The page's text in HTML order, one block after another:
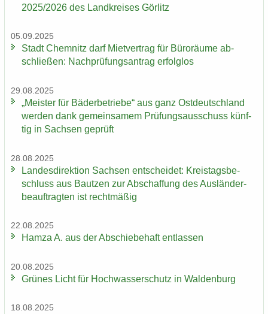
2025/2026 des Land­krei­ses Gör­litz
05.09.2025
Stadt Chem­nitz darf Miet­ver­trag für Bü­ro­räu­me ab­
schlie­ßen: Nach­prü­fungs­an­trag er­folg­los
29.08.2025
„Meis­ter für Bä­der­be­trie­be“ aus ganz Ost­deutsch­land
wer­den dank ge­mein­sa­mem Prü­fungs­aus­schuss künf­
tig in Sach­sen ge­prüft
28.08.2025
Lan­des­di­rek­ti­on Sach­sen ent­schei­det: Kreis­tags­be­
schluss aus Baut­zen zur Ab­schaf­fung des Aus­län­der­
be­auf­trag­ten ist recht­mä­ßig
22.08.2025
Hamza A. aus der Ab­schie­be­haft ent­las­sen
20.08.2025
Grü­nes Licht für Hoch­was­ser­schutz in Wal­den­burg
18.08.2025